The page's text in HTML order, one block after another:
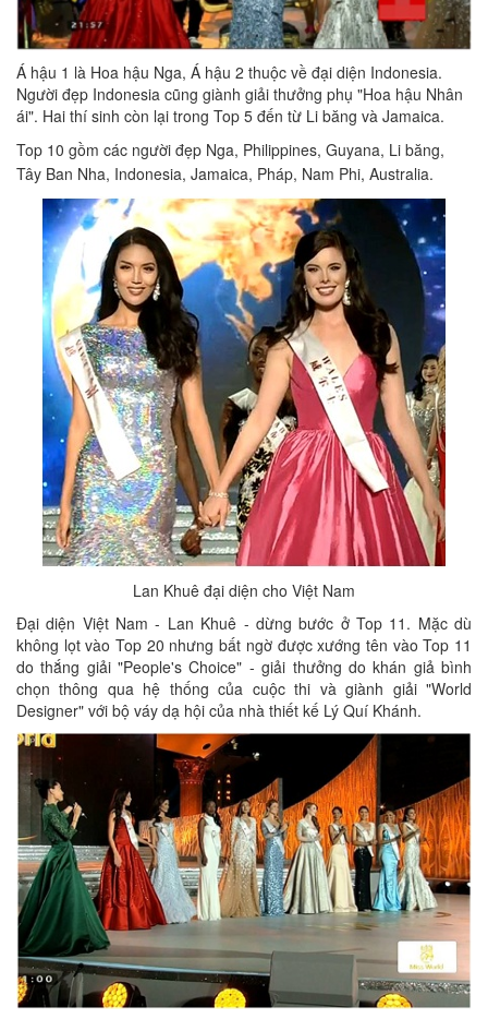
Á hậu 1 là Hoa hậu Nga, Á hậu 2 thuộc về đại diện Indonesia.
Người đẹp Indonesia cũng giành giải thưởng phụ "Hoa hậu Nhân
ái". Hai thí sinh còn lại trong Top 5 đến từ Li băng và Jamaica.
Top 10 gồm các người đẹp Nga, Philippines, Guyana, Li băng,
Tây Ban Nha, Indonesia, Jamaica, Pháp, Nam Phi, Australia.
Lan Khuê đại diện cho Việt Nam
Đại diện Việt Nam - Lan Khuê - dừng bước ở Top 11. Mặc dù
không lọt vào Top 20 nhưng bất ngờ được xướng tên vào Top 11
do thắng giải "People's Choice" - giải thưởng do khán giả bình
chọn thông qua hệ thống của cuộc thi và giành giải "World
Designer" với bộ váy dạ hội của nhà thiết kế Lý Quí Khánh.